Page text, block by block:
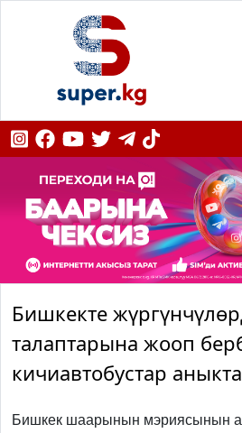
Бишкекте
талаптарына жооп
кичиавтобустар
Бишкек шаарынын мэриясынын